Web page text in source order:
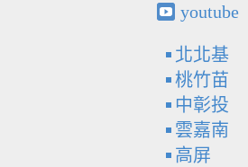
youtube
北北基
桃竹苗
中彰投
雲嘉南
高屏